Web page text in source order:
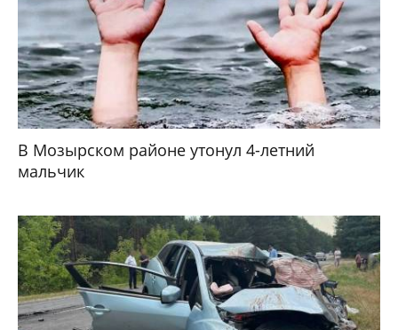
В Мозырском районе утонул 4-летний
мальчик